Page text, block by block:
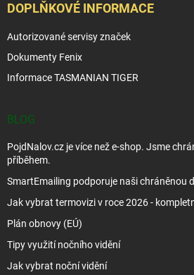
DOPLŇKOVÉ INFORMACE
Autorizované servisy značek
Dokumenty Fenix
Informace TASMANIAN TIGER
BLOG
PojdNalov.cz je více než e-shop. Jsme
příběhem.
SmartEmailing podporuje naši chráněnou
Jak vybrat termovizi v roce 2026 -
Plán obnovy (EÚ)
Tipy využití nočního vidění
Jak vybrat noční vidění